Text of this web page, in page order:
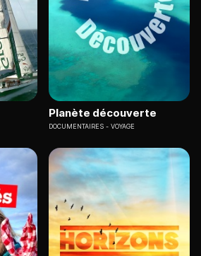
Planète découverte
DOCUMENTAIRES VOYAGE